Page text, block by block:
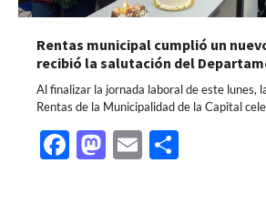
Rentas municipal cumplió un
recibió la salutación del
Al finalizar la jornada laboral de este lunes,
Rentas de la Municipalidad de la Capital
Facebook
Mastodon
Email